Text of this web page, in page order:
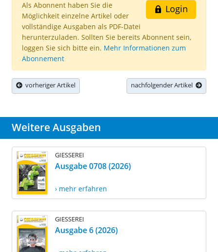
Login
Als Abonnent haben Sie die
Möglichkeit einzelne Artikel oder
vollständige Ausgaben als PDF-Datei
herunterzuladen. Sollten Sie bereits Abonnent sein,
loggen Sie sich bitte ein. Mehr Informationen zum
Abonnement
vorheriger Artikel nachfolgender Artikel
Weitere Ausgaben
GIESSEREI
Ausgabe 0708 (2026)
› mehr erfahren
GIESSEREI
Ausgabe 6 (2026)